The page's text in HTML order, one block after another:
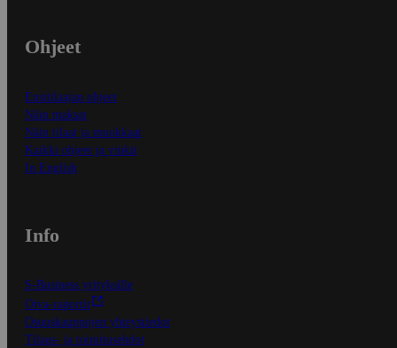
Ohjeet
Ensitilaajan ohjeet
Näin maksat
Näin tilaat ja muokkaat
Kaikki ohjeet ja vinkit
In English
Info
S-Business yrityksille
Oiva-raportit
Osuuskauppojen yhteystiedot
Tilaus- ja toimitusehdot